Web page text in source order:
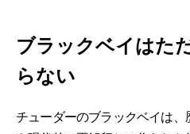
ブラックベイはた
らない
チューダーのブラックベイは